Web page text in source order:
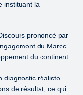
instituant la
prononcé par
du Maroc
du continent
diagnostic réaliste
de résultat, ce qui